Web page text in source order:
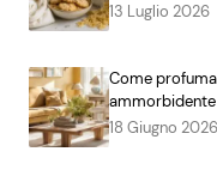
13 Luglio 2026
Come
ammorbidente
18 Giugno 2026